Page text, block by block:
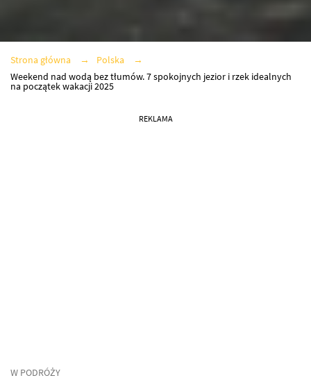
Strona główna
Polska
Weekend nad wodą bez tłumów. 7 spokojnych jezior i rzek idealnych
na początek wakacji 2025
REKLAMA
W PODRÓŻY